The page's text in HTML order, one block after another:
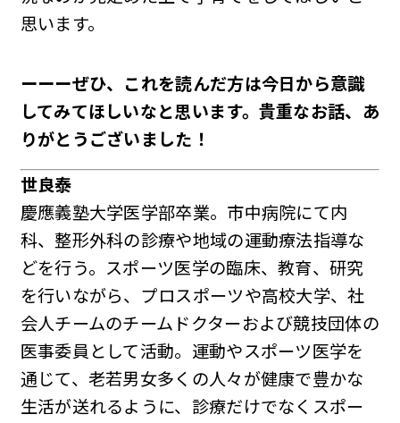
思います。
ーーーぜひ、これを読んだ方は今日から意識
してみてほしいなと思います。貴重なお話、あ
りがとうございました！
世良泰
慶應義塾大学医学部卒業。市中病院にて内
科、整形外科の診療や地域の運動療法指導な
どを行う。スポーツ医学の臨床、教育、研究
を行いながら、プロスポーツや高校大学、社
会人チームのチームドクターおよび競技団体の
医事委員として活動。運動やスポーツ医学を
通じて、老若男女多くの人々が健康で豊かな
生活が送れるように、診療だけでなくスポー